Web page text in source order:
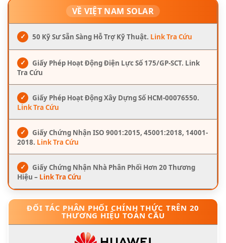
VỀ VIỆT NAM SOLAR
✓ 50 Kỹ Sư Sẵn Sàng Hỗ Trợ Kỹ Thuật. Link Tra Cứu
✓
Giấy Phép Hoạt Động Điện Lực Số 175/GP-SCT. Link
Tra Cứu
✓
Giấy Phép Hoạt Động Xây Dựng Số HCM-00076550.
Link Tra Cứu
✓
Giấy Chứng Nhận ISO 9001:2015, 45001:2018, 14001-
2018. Link Tra Cứu
✓
Giấy Chứng Nhận Nhà Phân Phối Hơn 20 Thương
Hiệu – Link Tra Cứu
ĐỐI TÁC PHÂN PHỐI CHÍNH THỨC TRÊN 20
THƯƠNG HIỆU TOÀN CẦU